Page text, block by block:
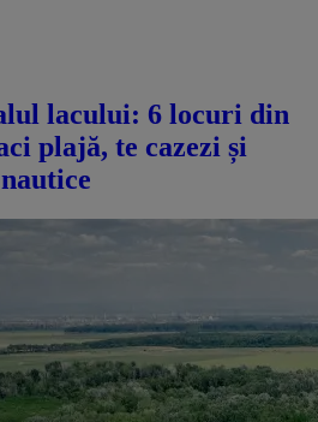
lacului: 6 locuri din
plajă, te cazezi și